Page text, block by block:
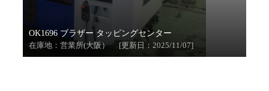
OK1696 ブラザー タッピングセンター
在庫地：営業所(大阪） [更新日：2025/11/07]